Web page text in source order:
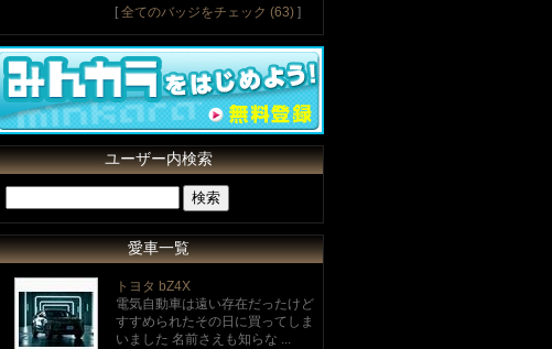
[ 全てのバッジをチェック (63) ]
ユーザー内検索
愛車一覧
トヨタ bZ4X
電気自動車は遠い存在だったけど
すすめられたその日に買ってしま
いました 名前さえも知らな ...